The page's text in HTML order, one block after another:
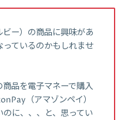
ー）の商品に興味があ
ているのかもしれませ
品を電子マネーで購入
（アマゾンペイ）
に、、、と、思ってい